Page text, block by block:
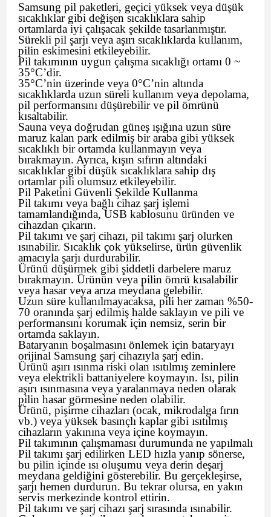
Samsung pil paketleri, geçici yüksek veya düşük
sıcaklıklar gibi değişen sıcaklıklara sahip
ortamlarda iyi çalışacak şekilde tasarlanmıştır.
Sürekli pil şarjı veya aşırı sıcaklıklarda kullanım,
pilin eskimesini etkileyebilir.
Pil takımının uygun çalışma sıcaklığı ortamı 0 ~
35°C’dir.
35°C’nin üzerinde veya 0°C’nin altında
sıcaklıklarda uzun süreli kullanım veya depolama,
pil performansını düşürebilir ve pil ömrünü
kısaltabilir.
Sauna veya doğrudan güneş ışığına uzun süre
maruz kalan park edilmiş bir araba gibi yüksek
sıcaklıklı bir ortamda kullanmayın veya
bırakmayın. Ayrıca, kışın sıfırın altındaki
sıcaklıklar gibi düşük sıcaklıklara sahip dış
ortamlar pili olumsuz etkileyebilir.
Pil Paketini Güvenli Şekilde Kullanma
Pil takımı veya bağlı cihaz şarj işlemi
tamamlandığında, USB kablosunu üründen ve
cihazdan çıkarın.
Pil takımı ve şarj cihazı, pil takımı şarj olurken
ısınabilir. Sıcaklık çok yükselirse, ürün güvenlik
amacıyla şarjı durdurabilir.
Ürünü düşürmek gibi şiddetli darbelere maruz
bırakmayın. Ürünün veya pilin ömrü kısalabilir
veya hasar veya arıza meydana gelebilir.
Uzun süre kullanılmayacaksa, pili her zaman %50-
70 oranında şarj edilmiş halde saklayın ve pili ve
performansını korumak için nemsiz, serin bir
ortamda saklayın.
Bataryanın boşalmasını önlemek için bataryayı
orijinal Samsung şarj cihazıyla şarj edin.
Ürünü aşırı ısınma riski olan ısıtılmış zeminlere
veya elektrikli battaniyelere koymayın. Isı, pilin
aşırı ısınmasına veya yaralanmaya neden olarak
pilin hasar görmesine neden olabilir.
Ürünü, pişirme cihazları (ocak, mikrodalga fırın
vb.) veya yüksek basınçlı kaplar gibi ısıtılmış
cihazların yakınına veya içine koymayın.
Pil takımının çalışmaması durumunda ne yapılmalı
Pil takımı şarj edilirken LED hızla yanıp sönerse,
bu pilin içinde ısı oluşumu veya derin deşarj
meydana geldiğini gösterebilir. Bu gerçekleşirse,
şarjı hemen durdurun. Bu tekrar olursa, en yakın
servis merkezinde kontrol ettirin.
Pil takımı ve şarj cihazı şarj sırasında ısınabilir.